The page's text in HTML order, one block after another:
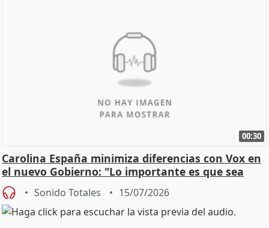
00:30
Carolina España minimiza diferencias con Vox en
el nuevo Gobierno: "Lo importante es que sea
una leg
Sonido Totales 15/07/2026